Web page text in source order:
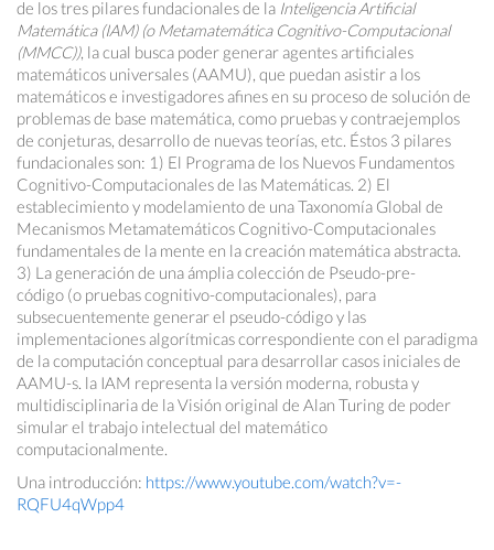
de los tres pilares fundacionales de la Inteligencia Artificial
Matemática (IAM) (o Metamatemática Cognitivo-Computacional
(MMCC)), la cual busca poder generar agentes artificiales
matemáticos universales (AAMU), que puedan asistir a los
matemáticos e investigadores afines en su proceso de solución de
problemas de base matemática, como pruebas y contraejemplos
de conjeturas, desarrollo de nuevas teorías, etc. Éstos 3 pilares
fundacionales son: 1) El Programa de los Nuevos Fundamentos
Cognitivo-Computacionales de las Matemáticas. 2) El
establecimiento y modelamiento de una Taxonomía Global de
Mecanismos Metamatemáticos Cognitivo-Computacionales
fundamentales de la mente en la creación matemática abstracta.
3) La generación de una ámplia colección de Pseudo-pre-
código (o pruebas cognitivo-computacionales), para
subsecuentemente generar el pseudo-código y las
implementaciones algorítmicas correspondiente con el paradigma
de la computación conceptual para desarrollar casos iniciales de
AAMU-s. la IAM representa la versión moderna, robusta y
multidisciplinaria de la Visión original de Alan Turing de poder
simular el trabajo intelectual del matemático
computacionalmente.
Una introducción: https://www.youtube.com/watch?v=-
RQFU4qWpp4